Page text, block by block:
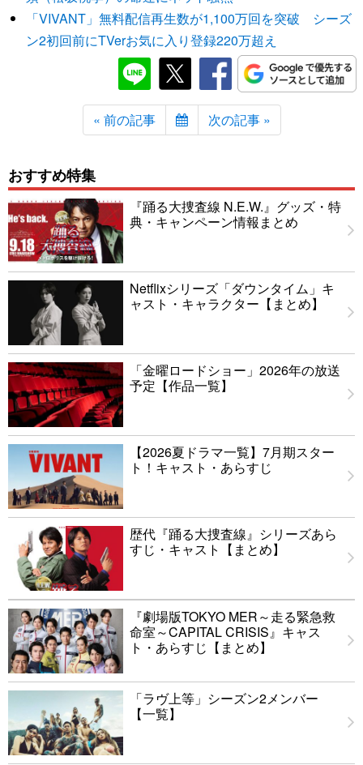
「VIVANT」無料配信再生数が1,100万回を突破 シーズ
ン2初回前にTVerお気に入り登録220万超え
« 前の記事 次の記事 »
おすすめ特集
『踊る大捜査線 N.E.W.』グッズ・特
典・キャンペーン情報まとめ
Netflixシリーズ「ダウンタイム」キ
ャスト・キャラクター【まとめ】
「金曜ロードショー」2026年の放送
予定【作品一覧】
【2026夏ドラマ一覧】7月期スター
ト！キャスト・あらすじ
歴代『踊る大捜査線』シリーズあら
すじ・キャスト【まとめ】
『劇場版TOKYO MER～走る緊急救
命室～CAPITAL CRISIS』キャス
ト・あらすじ【まとめ】
「ラヴ上等」シーズン2メンバー
【一覧】